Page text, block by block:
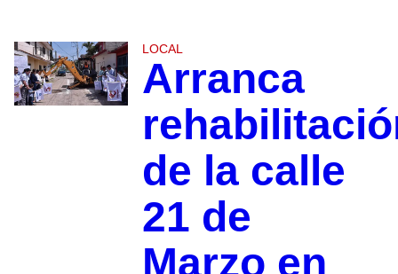
LOCAL
Arranca
de la calle
21 de
Marzo en